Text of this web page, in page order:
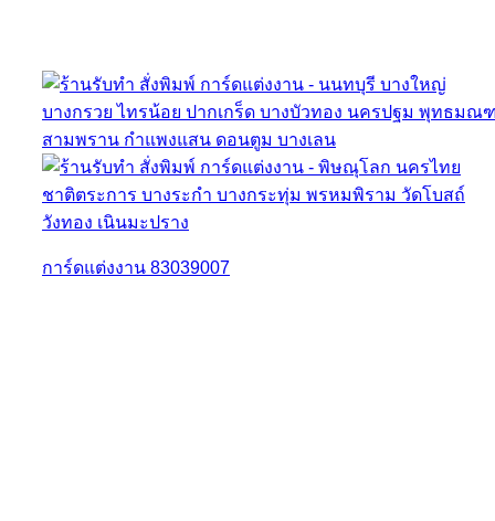
การ์ดแต่งงาน 83039007